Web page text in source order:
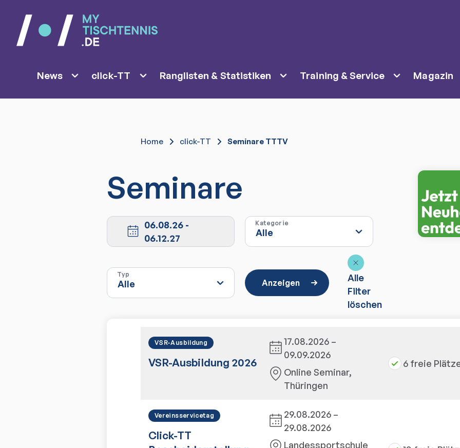
News click-TT Ranglisten & Statistiken Training & Service Magazin
Home click-TT Seminare TTTV
Seminare
06.08.26-
06.12.27
Kategorie
Typ
Anzeigen
Alle
Filter
löschen
VSR-Ausbildung
VSR-Ausbildung 2026
17.08.2026 –
09.09.2026
Online Seminar,
Thüringen
6 freie
Vereinsservicetag
Click-TT
29.08.2026 –
29.08.2026
Landessportschule